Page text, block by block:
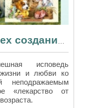
исповедь
жизни и любви ко
неподражаемым
«лекарство от